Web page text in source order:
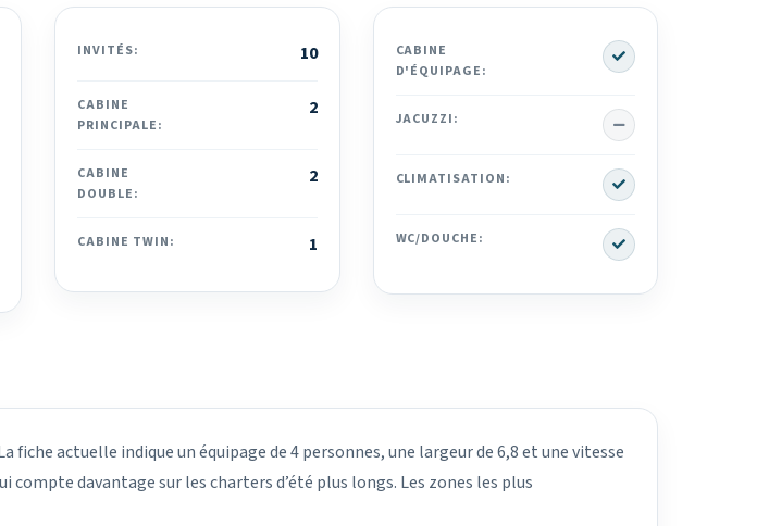
INVITÉS: 10
CABINE
PRINCIPALE:
2
CABINE
DOUBLE:
2
CABINE TWIN: 1
CABINE
D'ÉQUIPAGE:
Yes
JACUZZI: No
CLIMATISATION: Yes
WC/DOUCHE: Yes
fiche actuelle indique un équipage de 4 personnes, une largeur de 6,8 et une vitesse
davantage sur les charters d’été plus longs. Les zones les plus